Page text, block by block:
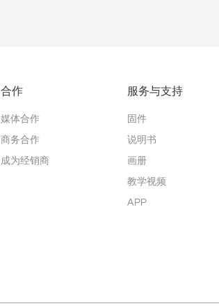
合作
媒体合作
商务合作
成为经销商
服务与支持
固件
说明书
画册
教学视频
APP